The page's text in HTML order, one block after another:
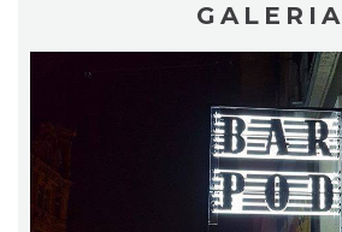
GALERIA